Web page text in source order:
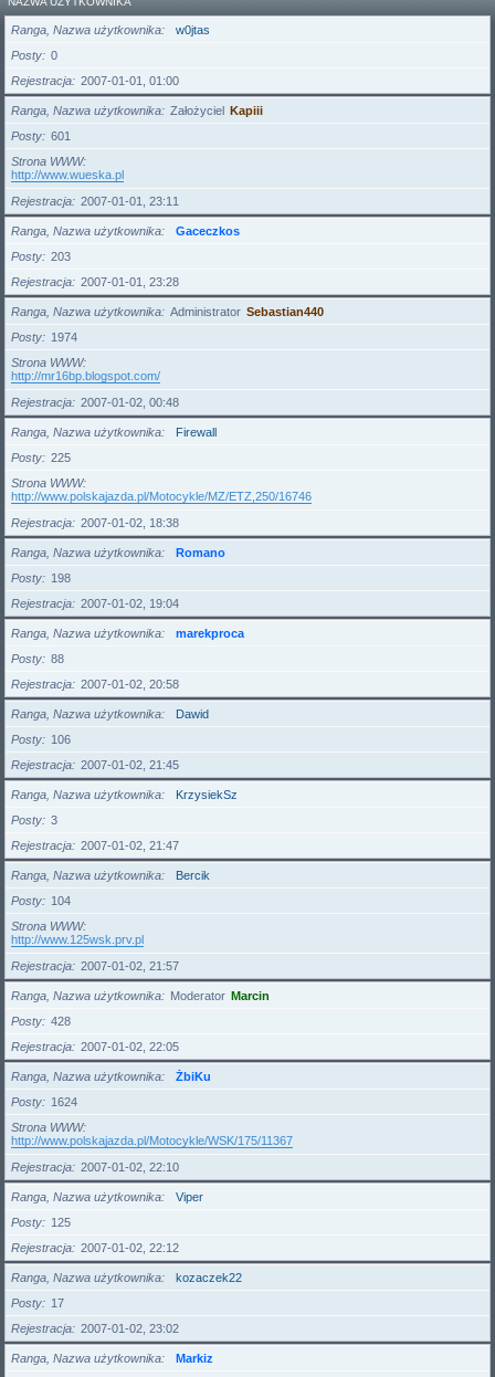
Ranga, Nazwa użytkownika
w0jtas
Posty
0
Rejestracja
2007-01-01, 01:00
Ranga, Nazwa użytkownika Założyciel Kapiii
Posty
601
Strona WWW
http://www.wueska.pl
Rejestracja
2007-01-01, 23:11
Ranga, Nazwa użytkownika
Gaceczkos
Posty
203
Rejestracja
2007-01-01, 23:28
Ranga, Nazwa użytkownika Administrator Sebastian440
Posty
1974
Strona WWW
http://mr16bp.blogspot.com/
Rejestracja
2007-01-02, 00:48
Ranga, Nazwa użytkownika
Firewall
Posty
225
Strona WWW
http://www.polskajazda.pl/Motocykle/MZ/ETZ,250/16746
Rejestracja
2007-01-02, 18:38
Ranga, Nazwa użytkownika
Romano
Posty
198
Rejestracja
2007-01-02, 19:04
Ranga, Nazwa użytkownika
marekproca
Posty
88
Rejestracja
2007-01-02, 20:58
Ranga, Nazwa użytkownika
Dawid
Posty
106
Rejestracja
2007-01-02, 21:45
Ranga, Nazwa użytkownika
KrzysiekSz
Posty
3
Rejestracja
2007-01-02, 21:47
Ranga, Nazwa użytkownika
Bercik
Posty
104
Strona WWW
http://www.125wsk.prv.pl
Rejestracja
2007-01-02, 21:57
Ranga, Nazwa użytkownika Moderator Marcin
Posty
428
Rejestracja
2007-01-02, 22:05
Ranga, Nazwa użytkownika
ŻbiKu
Posty
1624
Strona WWW
http://www.polskajazda.pl/Motocykle/WSK/175/11367
Rejestracja
2007-01-02, 22:10
Ranga, Nazwa użytkownika
Viper
Posty
125
Rejestracja
2007-01-02, 22:12
Ranga, Nazwa użytkownika
kozaczek22
Posty
17
Rejestracja
2007-01-02, 23:02
Ranga, Nazwa użytkownika
Markiz